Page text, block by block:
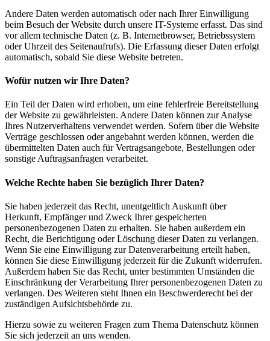
Andere Daten werden automatisch oder nach Ihrer Einwilligung
beim Besuch der Website durch unsere IT-Systeme erfasst. Das sind
vor allem technische Daten (z. B. Internetbrowser, Betriebssystem
oder Uhrzeit des Seitenaufrufs). Die Erfassung dieser Daten erfolgt
automatisch, sobald Sie diese Website betreten.
Wofür nutzen wir Ihre Daten?
Ein Teil der Daten wird erhoben, um eine fehlerfreie Bereitstellung
der Website zu gewährleisten. Andere Daten können zur Analyse
Ihres Nutzerverhaltens verwendet werden. Sofern über die Website
Verträge geschlossen oder angebahnt werden können, werden die
übermittelten Daten auch für Vertragsangebote, Bestellungen oder
sonstige Auftragsanfragen verarbeitet.
Welche Rechte haben Sie bezüglich Ihrer Daten?
Sie haben jederzeit das Recht, unentgeltlich Auskunft über
Herkunft, Empfänger und Zweck Ihrer gespeicherten
personenbezogenen Daten zu erhalten. Sie haben außerdem ein
Recht, die Berichtigung oder Löschung dieser Daten zu verlangen.
Wenn Sie eine Einwilligung zur Datenverarbeitung erteilt haben,
können Sie diese Einwilligung jederzeit für die Zukunft widerrufen.
Außerdem haben Sie das Recht, unter bestimmten Umständen die
Einschränkung der Verarbeitung Ihrer personenbezogenen Daten zu
verlangen. Des Weiteren steht Ihnen ein Beschwerderecht bei der
zuständigen Aufsichtsbehörde zu.
Hierzu sowie zu weiteren Fragen zum Thema Datenschutz können
Sie sich jederzeit an uns wenden.